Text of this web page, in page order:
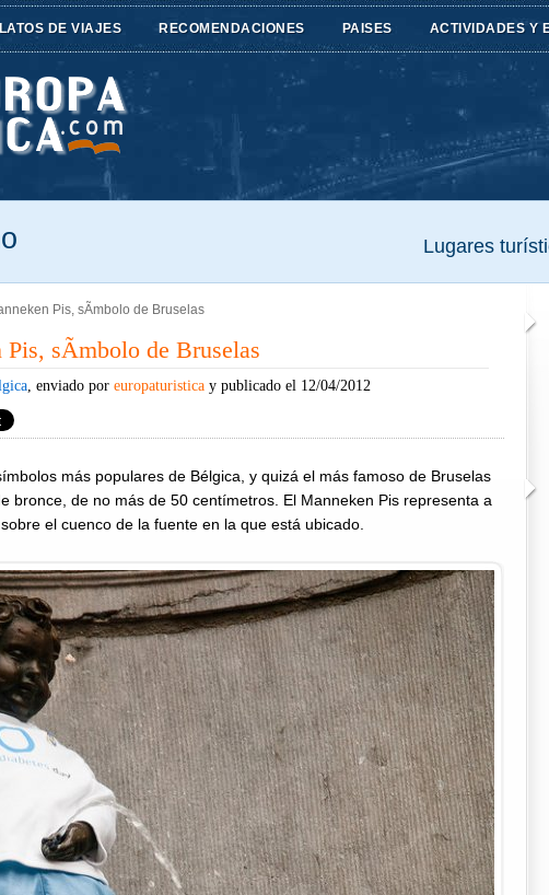
DE VIAJES RECOMENDACIONES PAISES ACTIVIDADES Y
Lugares
Pis, sÃ­mbolo de Bruselas
sÃ­mbolo de Bruselas
, enviado por europaturistica y publicado el 12/04/2012
más populares de Bélgica, y quizá el más famoso de Bruselas
bronce, de no más de 50 centímetros. El Manneken Pis representa a
el cuenco de la fuente en la que está ubicado.